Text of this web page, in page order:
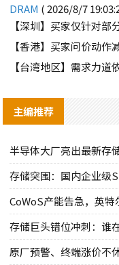
DRAM ( 2026/8/7
【台湾地区】需求力
主编推荐
半导体大厂亮出最新
存储突围：国内企业级
CoWoS产能告急，英
存储巨头错位冲刺：谁
原厂预警、终端涨价不